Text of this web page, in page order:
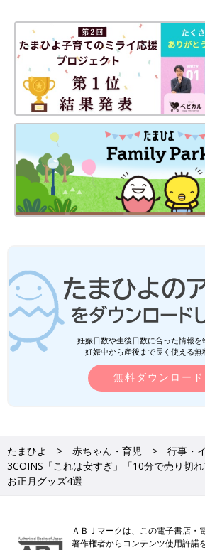
妊娠日数や生後日数に合った情報を
妊娠中から産後まで長く使える無
無料ダウンロード
たまひよ 赤ちゃん・育児
行事・
3COINS「これは安すぎ」「10分で売り切
お正月グッズ4選
ＡＢＪマークは、この電子書店・
著作権者からコンテンツ使用許諾